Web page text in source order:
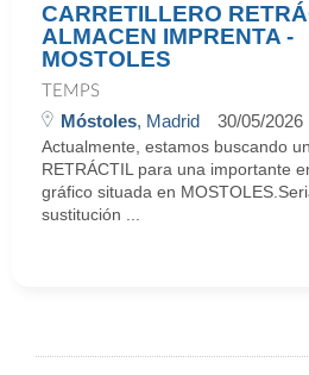
CARRETILLERO
ALMACEN IMPRENTA -
MOSTOLES
TEMPS
Móstoles, Madrid 30/05/2026
Actualmente, estamos buscando
RETRÁCTIL para una importante
gráfico situada en
sustitución ...